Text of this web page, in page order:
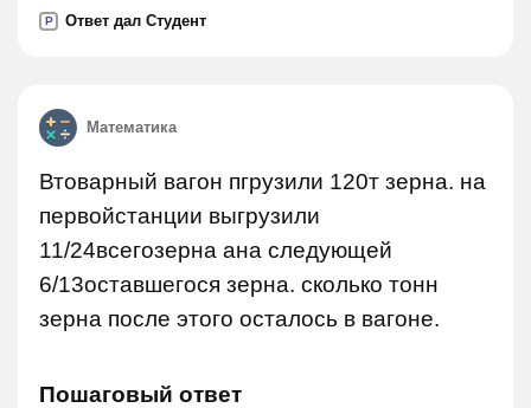
P Ответ дал Студент
Математика
Втоварный вагон пгрузили 120т зерна. на
первойстанции выгрузили
11/24всегозерна ана следующей
6/13оставшегося зерна. сколько тонн
зерна после этого осталось в вагоне.
Пошаговый ответ